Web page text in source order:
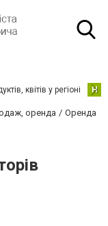
квітів у регіоні Н
оренда
Оренда